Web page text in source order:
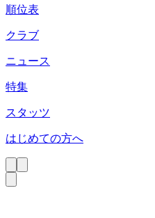
順位表
クラブ
ニュース
特集
スタッツ
はじめての方へ